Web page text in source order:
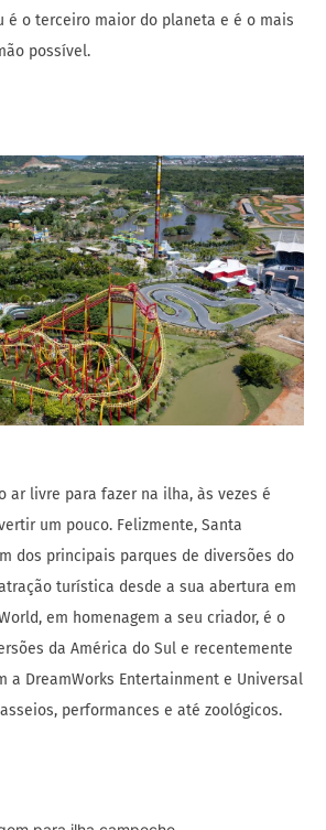
é o terceiro maior do planeta e é o mais
possível.
ar livre para fazer na ilha, às vezes é
um pouco. Felizmente, Santa
dos principais parques de diversões do
turística desde a sua abertura em
em homenagem a seu criador, é o
da América do Sul e recentemente
a DreamWorks Entertainment e Universal
performances e até zoológicos.